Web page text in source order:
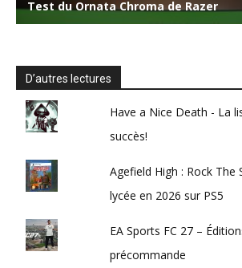
D’autres lectures
Have a Nice Death - La
succès!
Agefield High : Rock The
lycée en 2026 sur PS5
EA Sports FC 27 –
précommande